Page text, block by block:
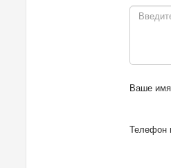
Ваше
Телефон